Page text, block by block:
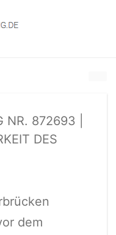
NR. 872693 |
DES
dem